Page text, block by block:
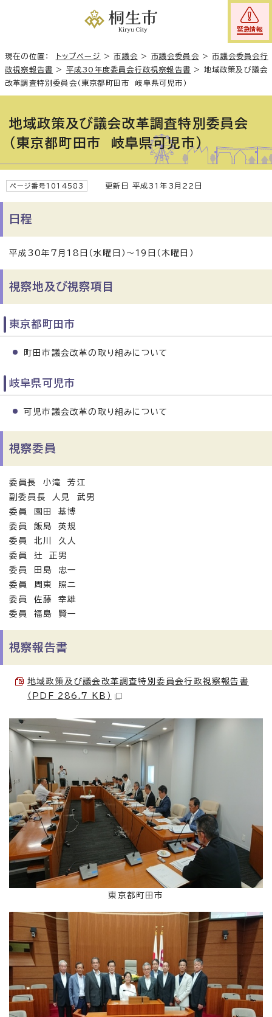
緊急情報
現在の位置： トップページ >市議会 > 市議会委員会 >市議会委員会行
政視察報告書 > 平成30年度委員会行政視察報告書 > 地域政策及び議会
改革調査特別委員会（東京都町田市 岐阜県可児市）
地域政策及び議会改革調査特別委員会
（東京都町田市 岐阜県可児市）
ページ番号1014583 更新日 平成31年3月22日
日程
平成30年7月18日（水曜日）～19日（木曜日）
視察地及び視察項目
東京都町田市
町田市議会改革の取り組みについて
岐阜県可児市
可児市議会改革の取り組みについて
視察委員
委員長 小滝 芳江
副委員長 人見 武男
委員 園田 基博
委員 飯島 英規
委員 北川 久人
委員 辻 正男
委員 田島 忠一
委員 周東 照二
委員 佐藤 幸雄
委員 福島 賢一
視察報告書
地域政策及び議会改革調査特別委員会行政視察報告書
（PDF 286.7 KB）
東京都町田市